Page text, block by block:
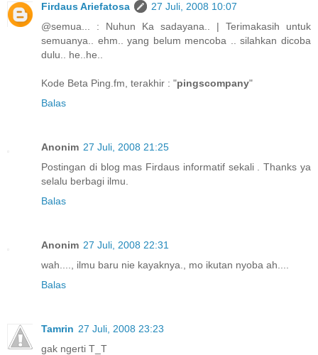
Firdaus Ariefatosa
27 Juli, 2008 10:07
@semua... : Nuhun Ka sadayana.. | Terimakasih untuk
semuanya.. ehm.. yang belum mencoba .. silahkan dicoba
dulu.. he..he..
Kode Beta Ping.fm, terakhir : "pingscompany"
Balas
Anonim 27 Juli, 2008 21:25
Postingan di blog mas Firdaus informatif sekali . Thanks ya
selalu berbagi ilmu.
Balas
Anonim 27 Juli, 2008 22:31
wah...., ilmu baru nie kayaknya., mo ikutan nyoba ah....
Balas
Tamrin 27 Juli, 2008 23:23
gak ngerti T_T